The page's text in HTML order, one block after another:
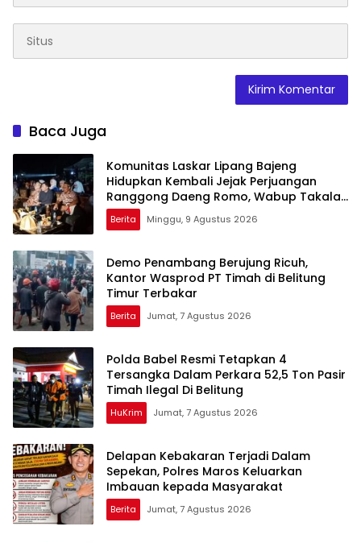
Baca Juga
Komunitas Laskar Lipang Bajeng
Hidupkan Kembali Jejak Perjuangan
Ranggong Daeng Romo, Wabup Takalar:
Apresiasi Bahwa Sejarah Adalah
Warisan yang Tak Ternilai”.
Berita Minggu, 9 Agustus 2026
Demo Penambang Berujung Ricuh,
Kantor Wasprod PT Timah di Belitung
Timur Terbakar
Berita Jumat, 7 Agustus 2026
Polda Babel Resmi Tetapkan 4
Tersangka Dalam Perkara 52,5 Ton Pasir
Timah Ilegal Di Belitung
HuKrim Jumat, 7 Agustus 2026
Delapan Kebakaran Terjadi Dalam
Sepekan, Polres Maros Keluarkan
Imbauan kepada Masyarakat
Berita Jumat, 7 Agustus 2026